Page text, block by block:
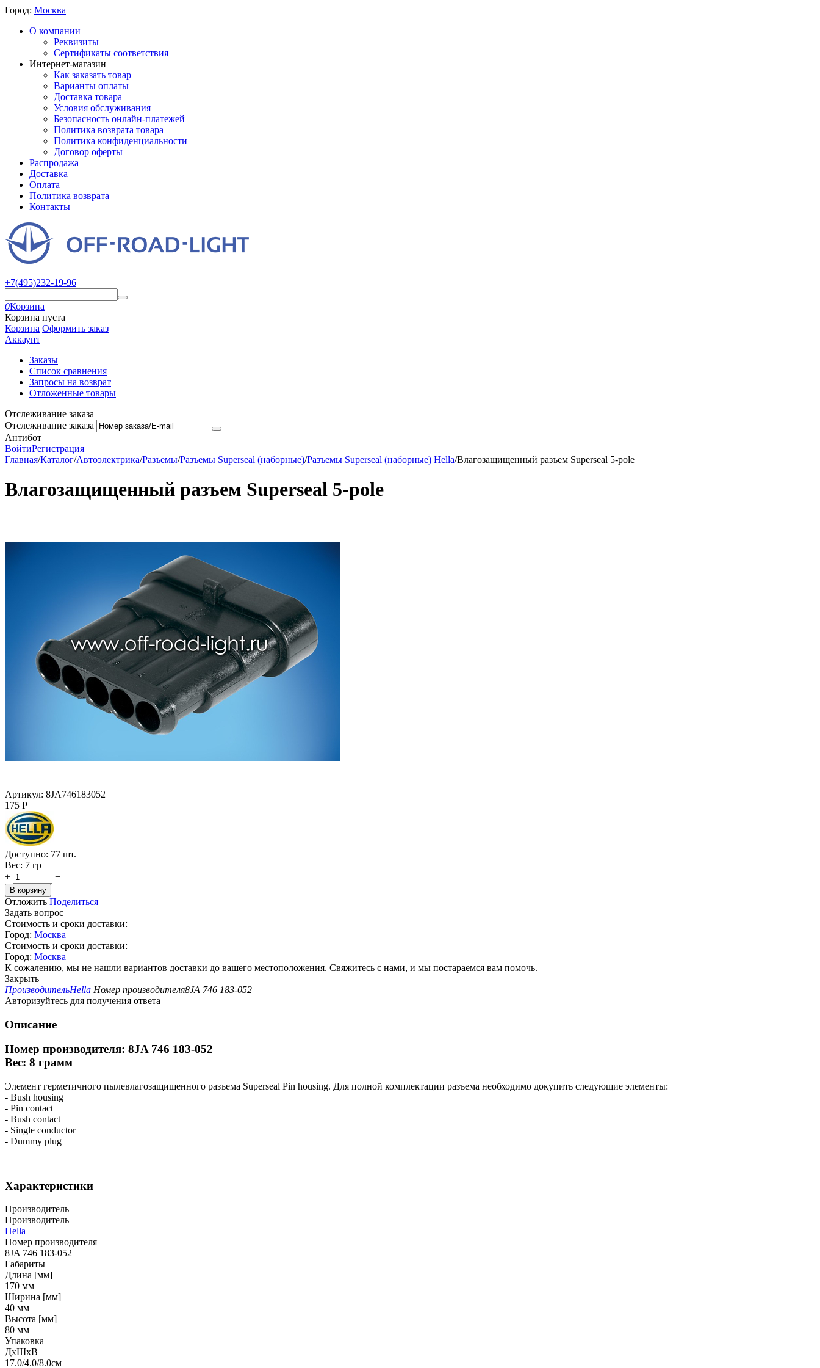
Город: Москва
О компании
Реквизиты
Сертификаты соответствия
Интернет-магазин
Как заказать товар
Варианты оплаты
Доставка товара
Условия обслуживания
Безопасность онлайн-платежей
Политика возврата товара
Политика конфиденциальности
Договор оферты
Распродажа
Доставка
Оплата
Политика возврата
Контакты
+7(495)232-19-96
0Корзина
Корзина пуста
Корзина Оформить заказ
Аккаунт
Заказы
Список сравнения
Запросы на возврат
Отложенные товары
Отслеживание заказа
Отслеживание заказа
Антибот
ВойтиРегистрация
Главная/Каталог/Автоэлектрика/Разъемы/Разъемы Superseal (наборные)/Разъемы Superseal (наборные) Hella/Влагозащищенный разъем Superseal 5-pole
Влагозащищенный разъем Superseal 5-pole
Артикул: 8JA746183052
175 Р
Доступно: 77 шт.
Вес: 7 гр
+
−
В корзину
Отложить Поделиться
Задать вопрос
Стоимость и сроки доставки:
Город: Москва
Стоимость и сроки доставки:
Город: Москва
К сожалению, мы не нашли вариантов доставки до вашего местоположения. Свяжитесь с нами, и мы постараемся вам помочь.
Закрыть
ПроизводительHella Номер производителя8JA 746 183-052
Авторизуйтесь для получения ответа
Описание
Номер производителя: 8JA 746 183-052
Вес: 8 грамм
Элемент герметичного пылевлагозащищенного разъема Superseal Pin housing. Для полной комплектации разъема необходимо докупить следующие элементы:
- Bush housing
- Pin contact
- Bush contact
- Single conductor
- Dummy plug
Характеристики
Производитель
Производитель
Hella
Номер производителя
8JA 746 183-052
Габариты
Длина [мм]
170 мм
Ширина [мм]
40 мм
Высота [мм]
80 мм
Упаковка
ДхШхВ
17.0/4.0/8.0см